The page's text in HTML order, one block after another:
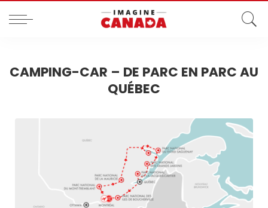
CAMPING-CAR – DE PARC EN PARC AU
QUÉBEC